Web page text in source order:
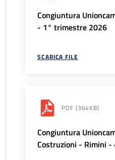
Congiuntura
- 1° trimestre 2026
SCARICA FILE
PDF (364KB)
Congiuntura
Costruzioni - Rimini